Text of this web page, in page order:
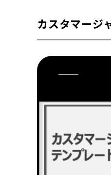
カスタマージ